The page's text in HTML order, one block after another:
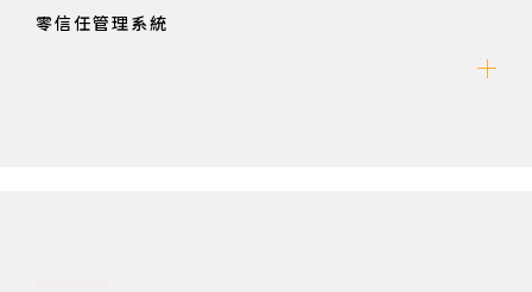
零信任管理系統